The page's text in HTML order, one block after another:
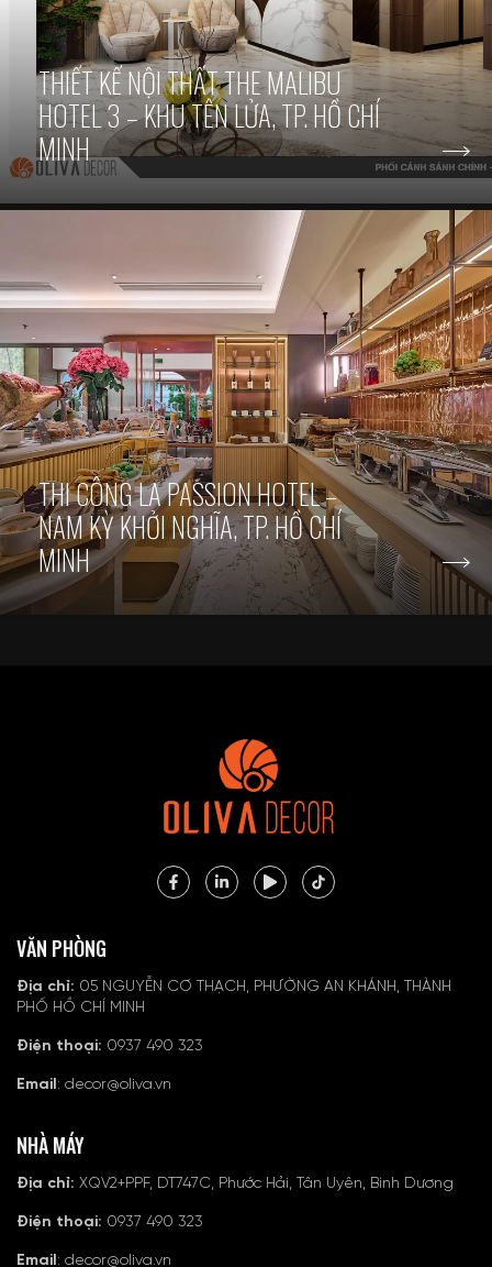
THIẾT KẾ NỘI THẤT THE MALIBU
HOTEL 3 – KHU TÊN LỬA, TP. HỒ CHÍ
MINH
THI CÔNG LA PASSION HOTEL –
NAM KỲ KHỞI NGHĨA, TP. HỒ CHÍ
MINH
VĂN PHÒNG
Địa chỉ: 05 NGUYỄN CƠ THẠCH, PHƯỜNG AN KHÁNH, THÀNH
PHỐ HỒ CHÍ MINH
Điện thoại: 0937 490 323
Email: decor@oliva.vn
NHÀ MÁY
Địa chỉ: XQV2+PPF, DT747C, Phước Hải, Tân Uyên, Bình Dương
Điện thoại: 0937 490 323
Email: decor@oliva.vn